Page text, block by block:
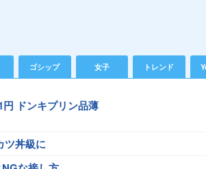
ゴシップ 女子 トレンド
円 ドンキプリン品薄
ツ丼級に